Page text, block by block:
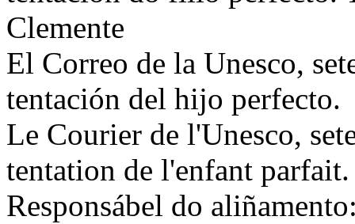
Clemente
El Correo de la Unesco,
tentación del hijo perfecto.
Le Courier de l'Unesco,
tentation de l'enfant parfait.
Responsábel do